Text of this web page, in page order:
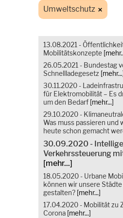
Umweltschutz
13.08.2021 -
Mobilitätskonzepte
26.05.2021 - Bundestag
Schnellladegesetz [mehr...]
30.11.2020 -
für Elektromobilität – Es
um den Bedarf [mehr...]
29.10.2020 -
Was muss passieren und
heute schon gemacht
30.09.2020 -
Verkehrssteuerung
[mehr...]
18.05.2020 - Urbane
können wir unsere
gestalten? [mehr...]
17.04.2020 - Mobilität zu
Corona [mehr...]